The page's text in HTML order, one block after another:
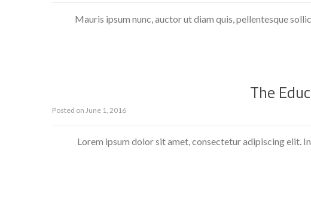
Mauris ipsum nunc, auctor ut diam quis, pellentesque
The
Posted on June 1, 2016
Lorem ipsum dolor sit amet, consectetur adipiscing elit.